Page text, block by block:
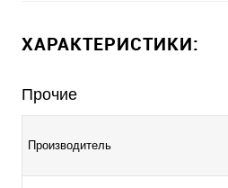
ХАРАКТЕРИСТИКИ:
Прочие
Производитель